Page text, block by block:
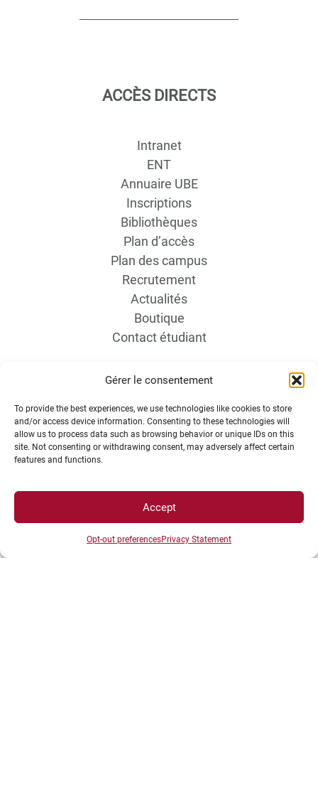
Gérer le consentement
To provide the best experiences, we use technologies like cookies to store
and/or access device information. Consenting to these technologies will
allow us to process data such as browsing behavior or unique IDs on this
site. Not consenting or withdrawing consent, may adversely affect certain
features and functions.
Accept
Opt-out preferencesPrivacy Statement
ACCÈS DIRECTS
Intranet
ENT
Annuaire UBE
Inscriptions
Bibliothèques
Plan d’accès
Plan des campus
Recrutement
Actualités
Boutique
Contact étudiant
INFORMATIONS LÉGALES
Plan d’accès des campus
Mentions légales
Données personnelles et gestion des cookies